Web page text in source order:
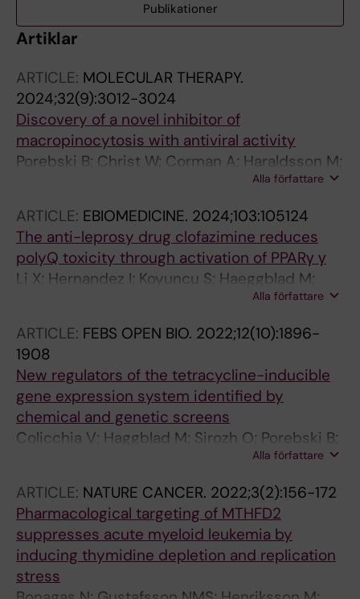
Publikationer
Artiklar
ARTICLE: MOLECULAR THERAPY.
2024;32(9):3012-3024
Discovery of a novel inhibitor of
macropinocytosis with antiviral activity
Porebski B; Christ W; Corman A; Haraldsson M;
Barz M; Lidemalm L; Haggblad M; Ilmain J;
Lapins M; Sezgin E; Bhabha G; Lauschke VM;
Carreras-Puigvert J; Lafarga M; Klingstrom J;
Huhn D; Fernandez-Capetillo O
Alla författare
ARTICLE: EBIOMEDICINE. 2024;103:105124
The anti-leprosy drug clofazimine reduces
polyQ toxicity through activation of PPARγ γ
Li X; Hernandez I; Koyuncu S; Haeggblad M;
Lidemalm L; Abbas AA; Bendeguz S; Goebloes
A; Brautigam L; Lucas JJ; Carreras-Puigvert J;
Huehn D; Pircs K; Vilchez D; Fernandez-
Capetillo O
Alla författare
ARTICLE: FEBS OPEN BIO. 2022;12(10):1896-
1908
New regulators of the tetracycline-inducible
gene expression system identified by
chemical and genetic screens
Colicchia V; Haggblad M; Sirozh O; Porebski B;
Balan M; Li X; Lidemalm L; Carreras-Puigvert J;
Alla författare
ARTICLE: NATURE CANCER. 2022;3(2):156-172
Pharmacological targeting of MTHFD2
suppresses acute myeloid leukemia by
inducing thymidine depletion and replication
stress